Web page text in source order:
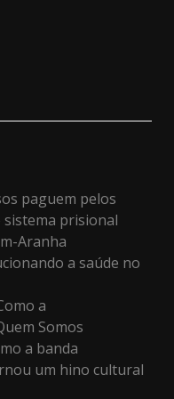
paguem pelos
sistema prisional
Aranha
a saúde no
a
Somos
a banda
um hino cultural